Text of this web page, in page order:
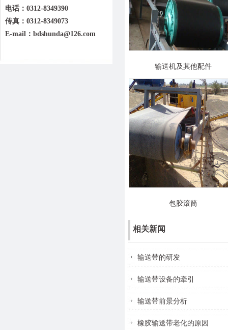
电话：0312-8349390
传真：0312-8349073
E-mail：bdshunda@126.com
输送机及其他配件
包胶滚筒
相关新闻
输送带的研发
输送带设备的牵引
输送带前景分析
橡胶输送带老化的原因